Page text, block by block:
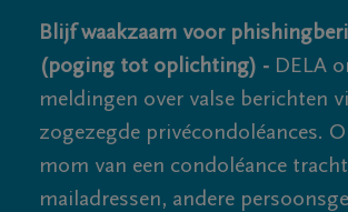
Blijf waakzaam voor
(poging tot oplichting) - DELA
meldingen over valse berichten
zogezegde privécondoléances.
mom van een condoléance
mailadressen, andere